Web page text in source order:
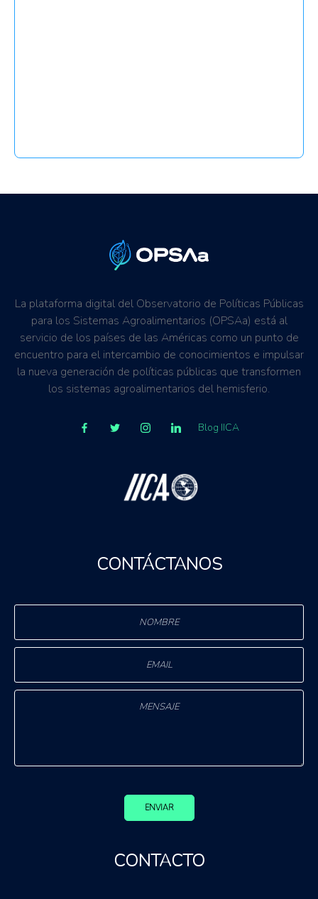
La plataforma digital del Observatorio de Políticas Públicas
para los Sistemas Agroalimentarios (OPSAa) está al
servicio de los países de las Américas como un punto de
encuentro para el intercambio de conocimientos e impulsar
la nueva generación de políticas públicas que transformen
los sistemas agroalimentarios del hemisferio.
Blog IICA
CONTÁCTANOS
ENVIAR
CONTACTO